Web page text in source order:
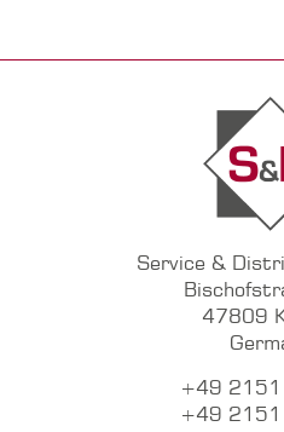
Service &
47809
+49
+49